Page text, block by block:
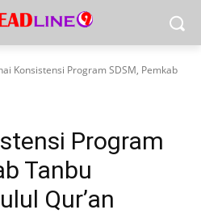
Konsistensi Program SDSM, Pemkab
Program
Tanbu
Qur’an